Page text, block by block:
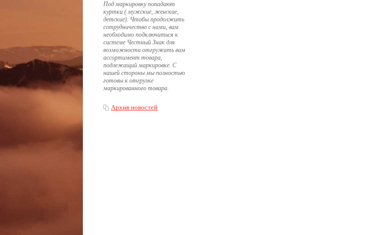
Под маркировку попадают
куртки ( мужские, женские,
детские). Чтобы продолжить
сотрудничество с нами, вам
необходимо подключиться к
системе Честный Знак для
возможности отгружать вам
ассортимент товара,
подлежащий маркировке. С
нашей стороны мы полностью
готовы к отгрузке
маркированного товара.
Архив новостей